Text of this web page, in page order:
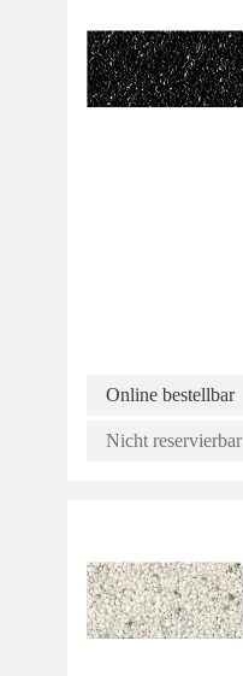
Online bestellbar
Nicht reservierbar